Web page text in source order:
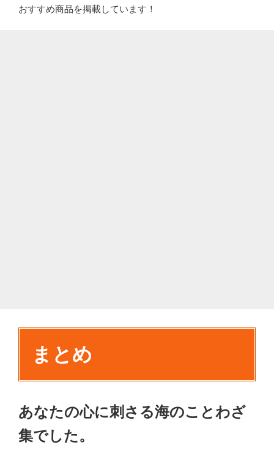
おすすめ商品を掲載しています！
まとめ
あなたの心に刺さる海のことわざ
集でした。